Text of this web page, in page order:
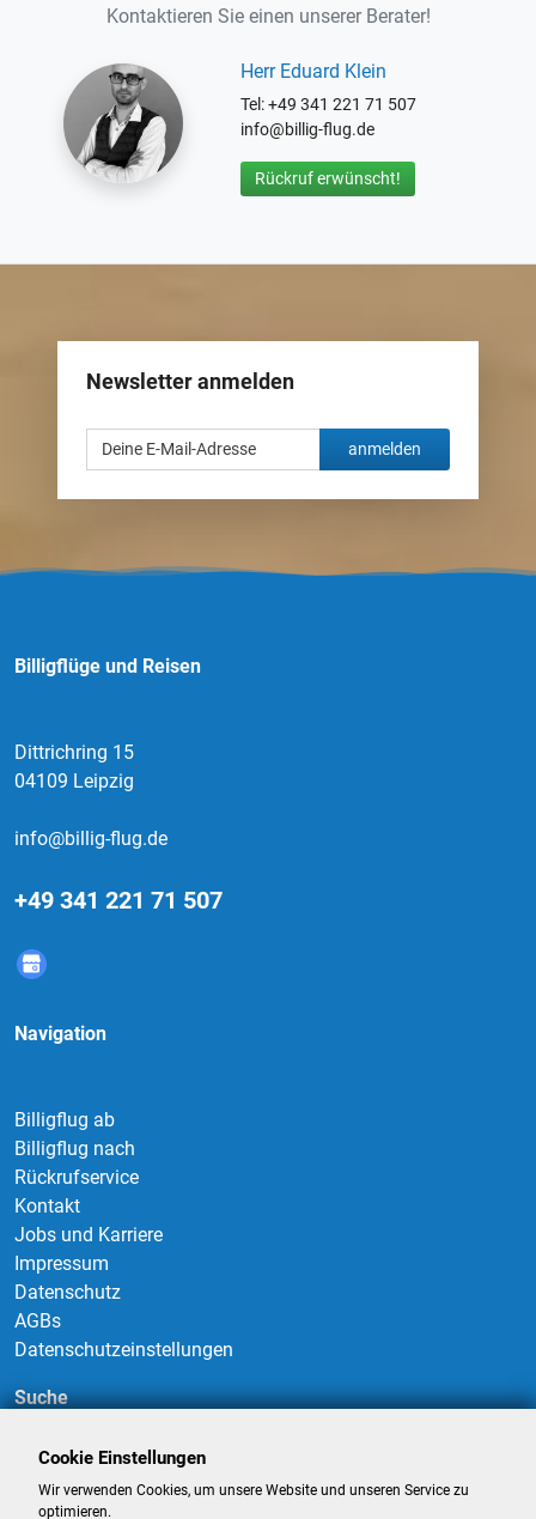
Kontaktieren Sie einen unserer Berater!
Herr Eduard Klein
Tel: +49 341 221 71 507
info@billig-flug.de
Rückruf erwünscht!
Newsletter anmelden
anmelden
Billigflüge und Reisen
Dittrichring 15
04109 Leipzig
info@billig-flug.de
+49 341 221 71 507
Navigation
Billigflug ab
Billigflug nach
Rückrufservice
Kontakt
Jobs und Karriere
Impressum
Datenschutz
AGBs
Datenschutzeinstellungen
Suche
Suchen
Cookie Einstellungen
Wir verwenden Cookies, um unsere Website und unseren Service zu
optimieren.